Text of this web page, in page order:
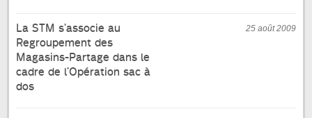
25 août 2009
La STM s’associe au
Regroupement des
Magasins-Partage dans le
cadre de l’Opération sac à
dos